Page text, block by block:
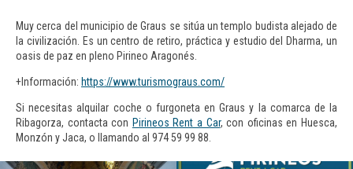
Muy cerca del municipio de Graus se sitúa un templo budista alejado de
la civilización. Es uncentro de retiro, práctica y estudio del Dharma, un
oasis de paz en pleno Pirineo Aragonés.
+Información: https://www.turismograus.com/
Si necesitas alquilar coche o furgoneta en Graus y la comarca de la
Ribagorza, contacta con Pirineos Rent a Car,con oficinas en Huesca,
Monzón y Jaca, o llamando al 974 59 99 88.